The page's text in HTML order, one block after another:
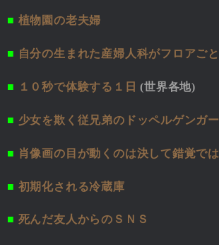
■ 植物園の老夫婦
■ 自分の生まれた産婦人科がフロアご
■ １０秒で体験する１日(世界各地)
■ 少女を欺く従兄弟のドッペルゲンガー
■ 肖像画の目が動くのは決して錯覚で
■ 初期化される冷蔵庫
■ 死んだ友人からのＳＮＳ